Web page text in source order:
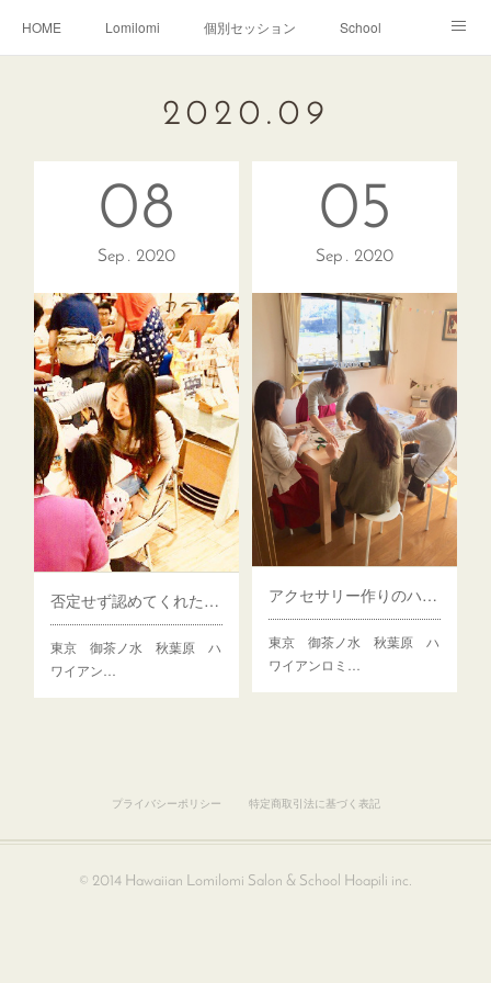
HOME Lomilomi 個別セッション School
2020 . 09
08
Sep 2020
否定せず認めてくれた！最後までできたワケ
東京 御茶ノ水 秋葉原 ハ
ワイアン…
05
Sep 2020
アクセサリー作りのハードルが一気に下がった！
東京 御茶ノ水 秋葉原 ハ
ワイアンロミ…
プライバシーポリシー 特定商取引法に基づく表記
© 2014 Hawaiian Lomilomi Salon & School Hoapili inc.